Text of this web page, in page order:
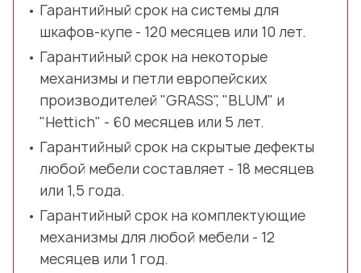
Гарантийный срок на системы для
шкафов-купе - 120 месяцев или 10 лет.
Гарантийный срок на некоторые
механизмы и петли европейских
производителей "GRASS", "BLUM" и
"Hettich" - 60 месяцев или 5 лет.
Гарантийный срок на скрытые дефекты
любой мебели составляет - 18 месяцев
или 1,5 года.
Гарантийный срок на комплектующие
механизмы для любой мебели - 12
месяцев или 1 год.